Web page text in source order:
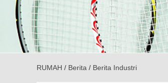
RUMAH / Berita / Berita Industri